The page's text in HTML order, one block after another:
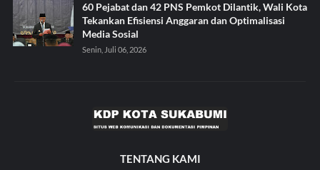
60 Pejabat dan 42 PNS Pemkot Dilantik, Wali Kota
Tekankan Efisiensi Anggaran dan Optimalisasi
Media Sosial
Senin, Juli 06, 2026
TENTANG KAMI